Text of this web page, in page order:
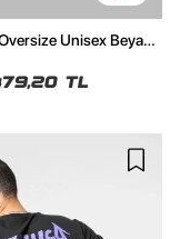
Unisex Beyaz
TL